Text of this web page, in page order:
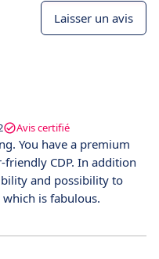
Laisser un avis
Avis certifié
You have a premium
CDP. In addition
and possibility to
is fabulous.